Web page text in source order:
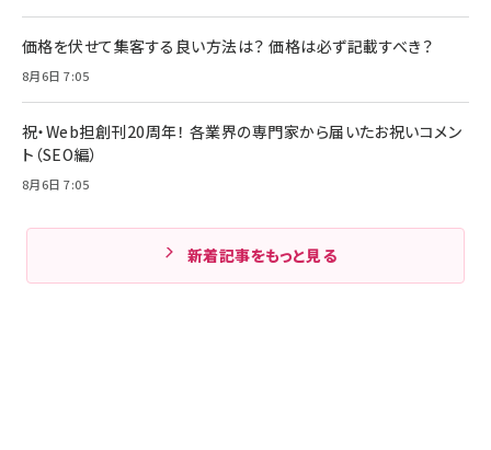
価格を伏せて集客する良い方法は？ 価格は必ず記載すべき？
8月6日 7:05
祝・Web担創刊20周年！ 各業界の専門家から届いたお祝いコメン
ト（SEO編）
8月6日 7:05
新着記事をもっと見る